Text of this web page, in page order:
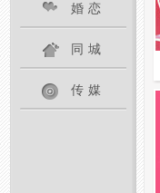
婚恋
同城
传媒